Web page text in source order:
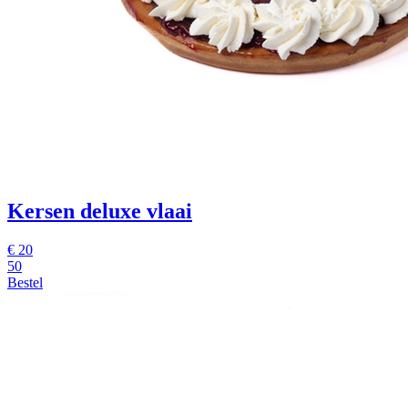
Kersen deluxe vlaai
€ 20
50
Bestel